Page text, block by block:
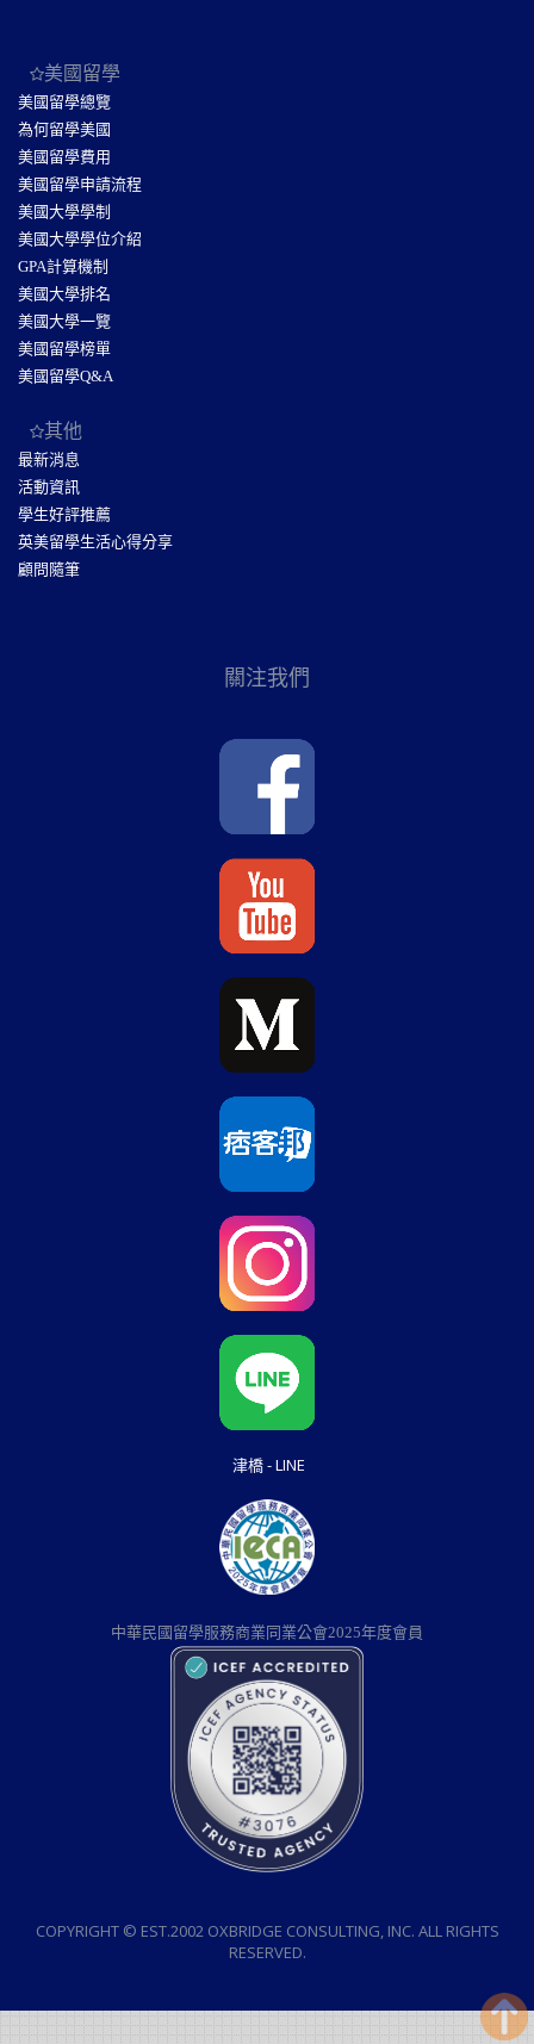
美國留學
美國留學總覽
為何留學美國
美國留學費用
美國留學申請流程
美國大學學制
美國大學學位介紹
GPA計算機制
美國大學排名
美國大學一覽
美國留學榜單
美國留學Q&A
其他
最新消息
活動資訊
學生好評推薦
英美留學生活心得分享
顧問隨筆
關注我們
津橋 - LINE
中華民國留學服務商業同業公會2025年度會員
COPYRIGHT © EST.2002 OXBRIDGE CONSULTING, INC. ALL RIGHTS
RESERVED.